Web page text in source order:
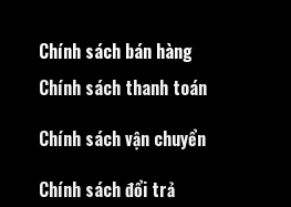
Chính sách bán hàng
Chính sách thanh toán
Chính sách vận chuyển
Chính sách đổi trả